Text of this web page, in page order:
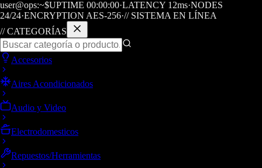
user@ops:~$UPTIME 00:00:00·LATENCY 12ms·NODES
24/24·ENCRYPTION AES-256·// SISTEMA EN LÍNEA
// CATEGORÍAS
Accesorios
Aires Acondicionados
Audio y Video
Electrodomesticos
Repuestos/Herramientas